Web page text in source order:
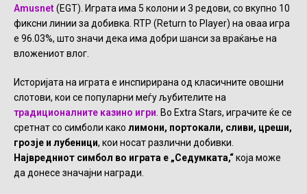
Amusnet(EGT). Играта има 5 колони и 3 редови, со вкупно 10
фиксни линии за добивка. RTP (Return to Player) на оваа игра
е 96.03%, што значи дека има добри шанси за враќање на
вложениот влог.
Историјата на играта е инспирирана од класичните овошни
слотови, кои се популарни меѓу љубителите на
традиционалните казино игри . Во Extra Stars, играчите ќе се
сретнат со симболи како лимони, портокали, сливи, цреши,
грозје и лубеници, кои носат различни добивки.
Највредниот симбол во играта е „Седумката,“која може
да донесе значајни награди.